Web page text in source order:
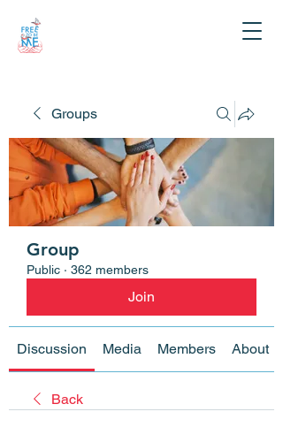
Groups
Group
Public · 362 members
Join
Discussion Media Members About
Back